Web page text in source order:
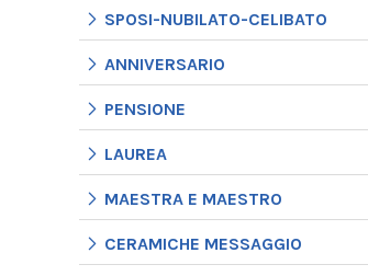
SPOSI-NUBILATO-CELIBATO
ANNIVERSARIO
PENSIONE
LAUREA
MAESTRA E MAESTRO
CERAMICHE MESSAGGIO